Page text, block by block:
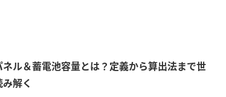
ル＆蓄電池容量とは？定義から算出法まで世
解く